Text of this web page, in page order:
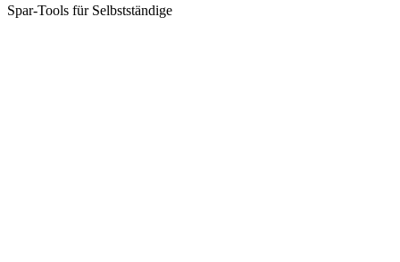
Spar-Tools für Selbstständige